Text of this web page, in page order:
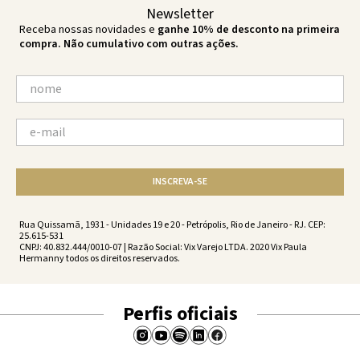
Newsletter
Receba nossas novidades e ganhe 10% de desconto na primeira
compra. Não cumulativo com outras ações.
INSCREVA-SE
Rua Quissamã, 1931 - Unidades 19 e 20 - Petrópolis, Rio de Janeiro - RJ. CEP:
25.615-531
CNPJ: 40.832.444/0010-07 | Razão Social: Vix Varejo LTDA. 2020 Vix Paula
Hermanny todos os direitos reservados.
Perfis oficiais